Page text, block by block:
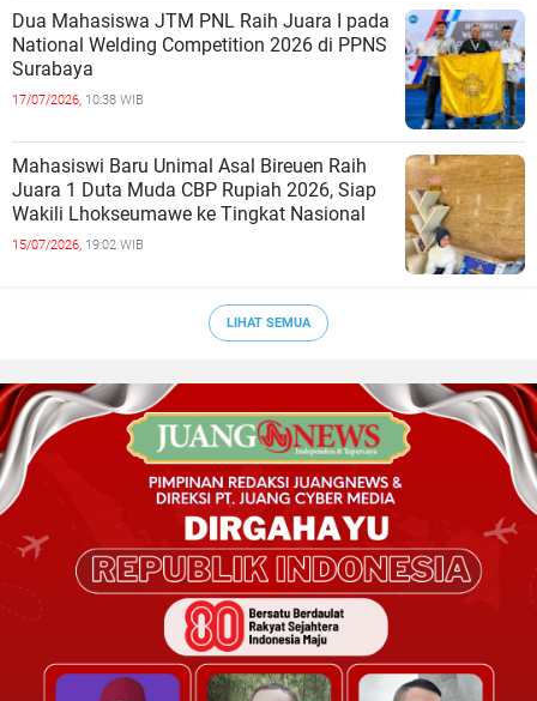
Dua Mahasiswa JTM PNL Raih Juara I pada
National Welding Competition 2026 di PPNS
Surabaya
17/07/2026, 10:38 WIB
Mahasiswi Baru Unimal Asal Bireuen Raih
Juara 1 Duta Muda CBP Rupiah 2026, Siap
Wakili Lhokseumawe ke Tingkat Nasional
15/07/2026, 19:02 WIB
LIHAT SEMUA